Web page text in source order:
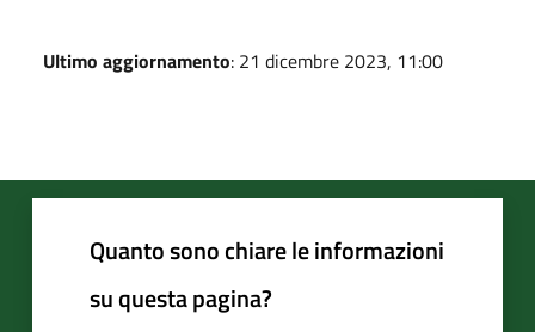
Ultimo aggiornamento: 21 dicembre 2023, 11:00
Quanto sono chiare le informazioni
su questa pagina?